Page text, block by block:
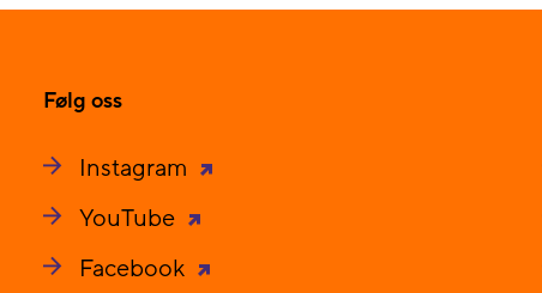
Følg oss
Instagram
YouTube
Facebook